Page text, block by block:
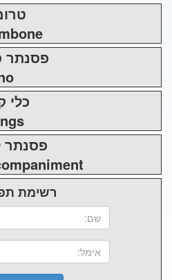
פסנתר
כלי
פסנתר
רשימת